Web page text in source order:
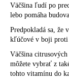
Väčšina ľudí po
lebo pomáha
Predpokladá sa,
kľúčové v boji proti
Väčšina
môžete vybrať z
tohto vitamínu do